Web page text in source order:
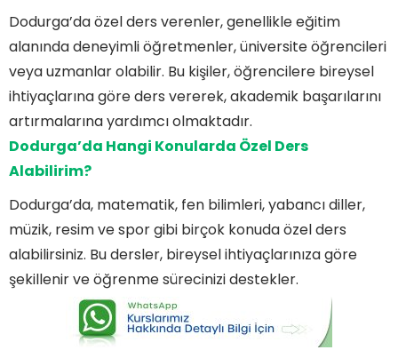
Dodurga’da özel ders verenler, genellikle eğitim
alanında deneyimli öğretmenler, üniversite öğrencileri
veya uzmanlar olabilir. Bu kişiler, öğrencilere bireysel
ihtiyaçlarına göre ders vererek, akademik başarılarını
artırmalarına yardımcı olmaktadır.
Dodurga’da Hangi Konularda Özel Ders
Alabilirim?
Dodurga’da, matematik, fen bilimleri, yabancı diller,
müzik, resim ve spor gibi birçok konuda özel ders
alabilirsiniz. Bu dersler, bireysel ihtiyaçlarınıza göre
şekillenir ve öğrenme sürecinizi destekler.